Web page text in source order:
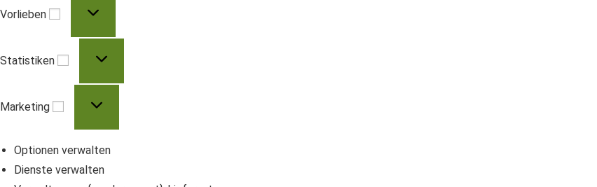
Vorlieben
Statistiken
Marketing
Optionen verwalten
Dienste verwalten